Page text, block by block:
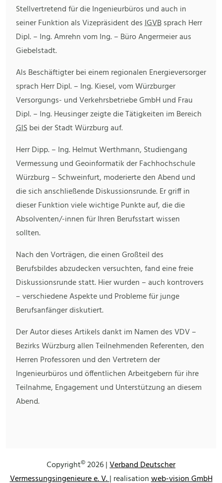
Stellvertretend für die Ingenieurbüros und auch in
seiner Funktion als Vizepräsident desIGVBsprach Herr
Dipl. – Ing. Amrehn vom Ing. – Büro Angermeier aus
Giebelstadt.
Als Beschäftigter bei einem regionalen Energieversorger
sprach Herr Dipl. – Ing. Kiesel, vom Würzburger
Versorgungs- und Verkehrsbetriebe GmbH und Frau
Dipl. – Ing. Heusinger zeigte die Tätigkeiten im Bereich
GISbei der Stadt Würzburg auf.
Herr Dipp. – Ing. Helmut Werthmann, Studiengang
Vermessung und Geoinformatik der Fachhochschule
Würzburg – Schweinfurt, moderierte den Abend und
die sich anschließende Diskussionsrunde. Er griff in
dieser Funktion viele wichtige Punkte auf, die die
Absolventen/-innen für Ihren Berufsstart wissen
sollten.
Nach den Vorträgen, die einen Großteil des
Berufsbildes abzudecken versuchten, fand eine freie
Diskussionsrunde statt. Hier wurden – auch kontrovers
– verschiedene Aspekte und Probleme für junge
Berufsanfänger diskutiert.
Der Autor dieses Artikels dankt im Namen des VDV –
Bezirks Würzburg allen Teilnehmenden Referenten, den
Herren Professoren und den Vertretern der
Ingenieurbüros und öffentlichen Arbeitgebern für ihre
Teilnahme, Engagement und Unterstützung an diesem
Abend.
Copyright© 2026 |Verband Deutscher
Vermessungsingenieure e. V.| realisationweb-vision GmbH